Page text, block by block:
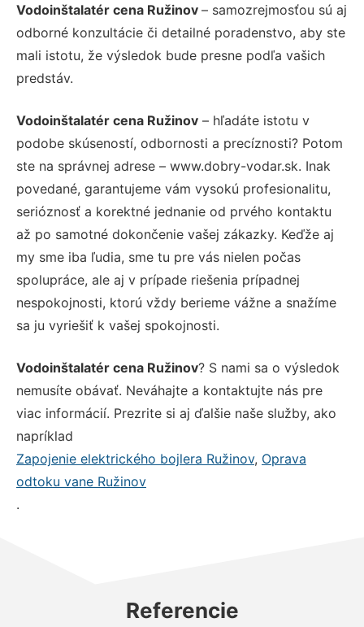
Vodoinštalatér cena Ružinov – samozrejmosťou sú aj
odborné konzultácie či detailné poradenstvo, aby ste
mali istotu, že výsledok bude presne podľa vašich
predstáv.
Vodoinštalatér cena Ružinov – hľadáte istotu v
podobe skúseností, odbornosti a precíznosti? Potom
ste na správnej adrese – www.dobry-vodar.sk. Inak
povedané, garantujeme vám vysokú profesionalitu,
serióznosť a korektné jednanie od prvého kontaktu
až po samotné dokončenie vašej zákazky. Keďže aj
my sme iba ľudia, sme tu pre vás nielen počas
spolupráce, ale aj v prípade riešenia prípadnej
nespokojnosti, ktorú vždy berieme vážne a snažíme
sa ju vyriešiť k vašej spokojnosti.
Vodoinštalatér cena Ružinov? S nami sa o výsledok
nemusíte obávať. Neváhajte a kontaktujte nás pre
viac informácií. Prezrite si aj ďalšie naše služby, ako
napríklad
Zapojenie elektrického bojlera Ružinov, Oprava
odtoku vane Ružinov
.
Referencie